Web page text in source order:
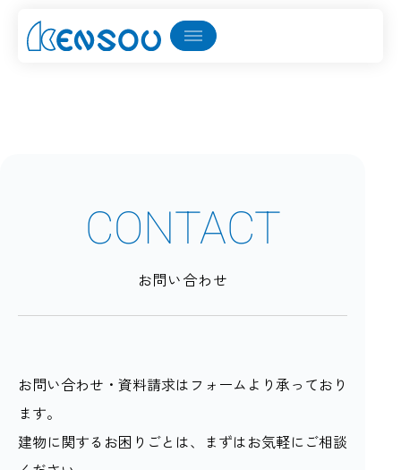
投稿者:kensou2025
CONTACT
お問い合わせ
お問い合わせ・資料請求はフォームより承っており
ます。
建物に関するお困りごとは、まずはお気軽にご相談